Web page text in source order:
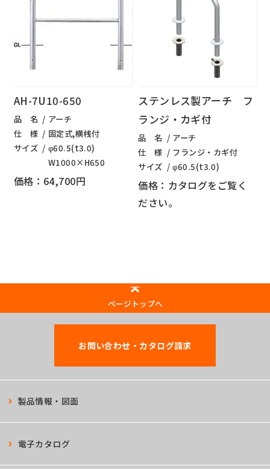
AH-7U10-650
品 名
アーチ
仕 様
固定式,横桟付
サイズ
φ60.5(t3.0)
W1000×H650
価格：64,700円
ステンレス製アーチ フ
ランジ・カギ付
品 名
アーチ
仕 様
フランジ・カギ付
サイズ
φ60.5(t3.0)
価格：カタログをご覧く
ださい。
ページトップへ
製品情報・図面
電子カタログ
お問い合わせ・カタログ請求